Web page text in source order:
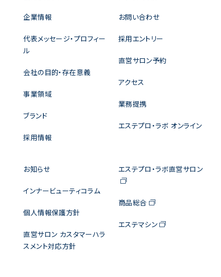
企業情報
代表メッセージ・プロフィー
ル
会社の目的・存在意義
事業領域
ブランド
採用情報
お問い合わせ
採用エントリー
直営サロン予約
アクセス
業務提携
エステプロ・ラボ オンライン
お知らせ
インナービューティコラム
個人情報保護方針
直営サロン カスタマーハラ
スメント対応方針
エステプロ・ラボ直営サロン
商品総合
エステマシン